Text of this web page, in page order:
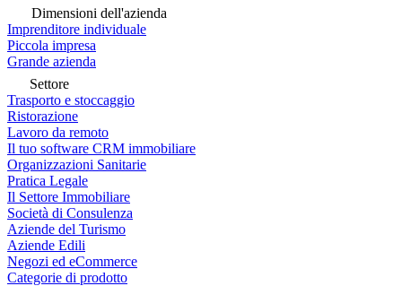
Dimensioni dell'azienda
Imprenditore individuale
Piccola impresa
Grande azienda
Settore
Trasporto e stoccaggio
Ristorazione
Lavoro da remoto
Il tuo software CRM immobiliare
Organizzazioni Sanitarie
Pratica Legale
Il Settore Immobiliare
Società di Consulenza
Aziende del Turismo
Aziende Edili
Negozi ed eCommerce
Categorie di prodotto